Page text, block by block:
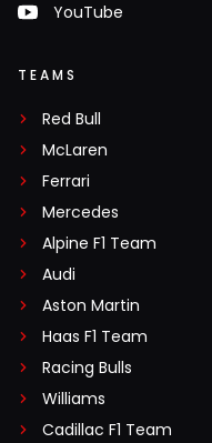
YouTube
TEAMS
Red Bull
McLaren
Ferrari
Mercedes
Alpine F1 Team
Audi
Aston Martin
Haas F1 Team
Racing Bulls
Williams
Cadillac F1 Team